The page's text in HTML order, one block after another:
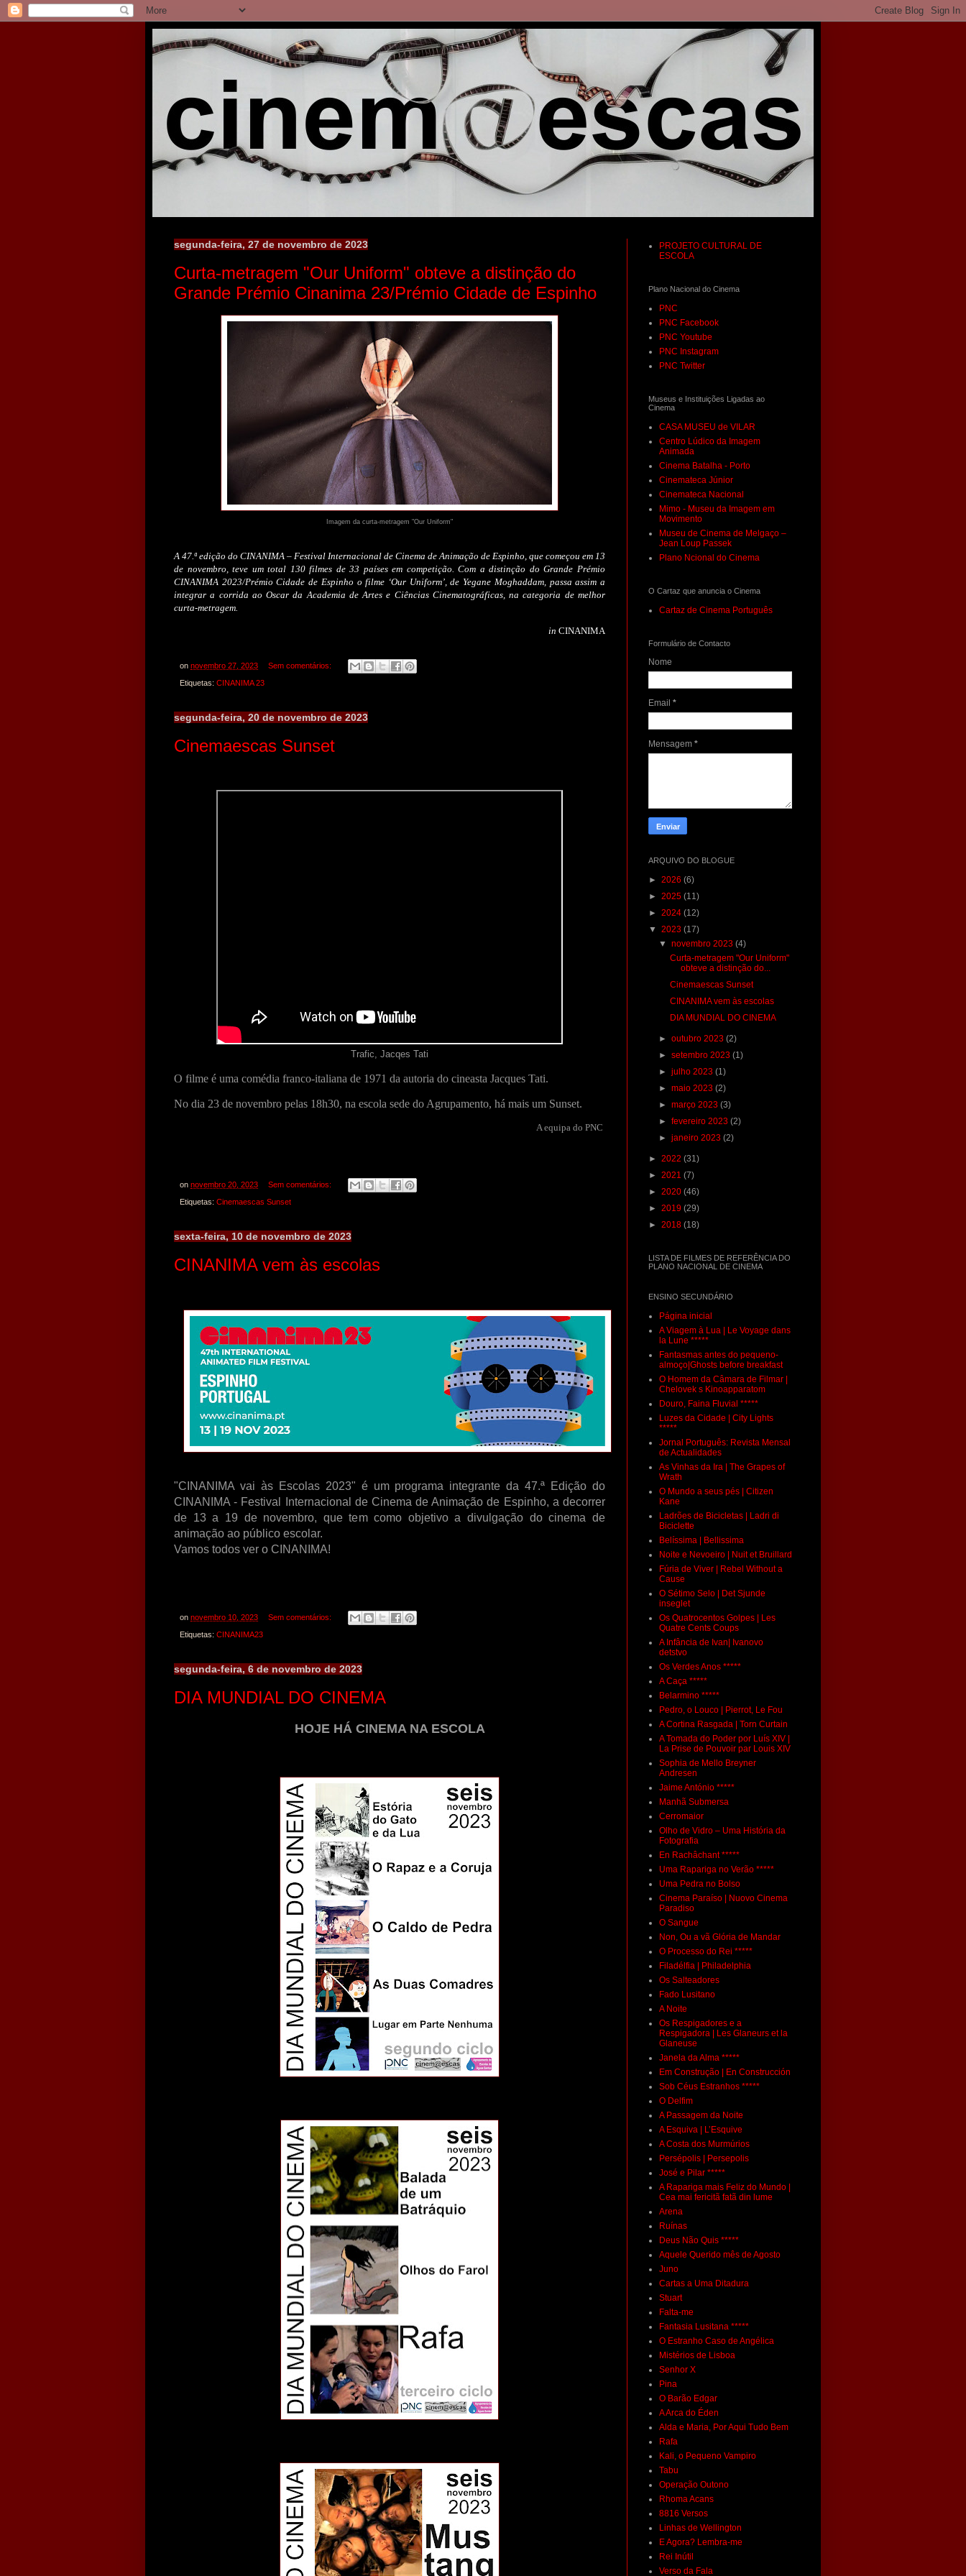
segunda-feira, 27 de novembro de 2023
Curta-metragem "Our Uniform" obteve a distinção do
Grande Prémio Cinanima 23/Prémio Cidade de Espinho
Imagem da curta-metragem "Our Uniform"
A 47.ª edição do CINANIMA – Festival Internacional de Cinema de Animação de Espinho, que começou em 13
de novembro, teve um total 130 filmes de 33 países em competição. Com a distinção do Grande Prémio
CINANIMA 2023/Prémio Cidade de Espinho o filme ‘Our Uniform’, de Yegane Moghaddam, passa assim a
integrar a corrida ao Oscar da Academia de Artes e Ciências Cinematográficas, na categoria de melhor
curta-metragem.
in CINANIMA
on novembro 27, 2023 Sem comentários:
Etiquetas: CINANIMA 23
segunda-feira, 20 de novembro de 2023
Cinemaescas Sunset
Trafic, Jacqes Tati
O filme é uma comédia franco-italiana de 1971 da autoria do cineasta Jacques Tati.
No dia 23 de novembro pelas 18h30, na escola sede do Agrupamento, há mais um Sunset.
A equipa do PNC
on novembro 20, 2023 Sem comentários:
Etiquetas: Cinemaescas Sunset
sexta-feira, 10 de novembro de 2023
CINANIMA vem às escolas
"CINANIMA vai às Escolas 2023" é um programa integrante da 47.ª Edição do
CINANIMA - Festival Internacional de Cinema de Animação de Espinho, a decorrer
de 13 a 19 de novembro, que tem como objetivo a divulgação do cinema de
animação ao público escolar.
Vamos todos ver o CINANIMA!
on novembro 10, 2023 Sem comentários:
Etiquetas: CINANIMA23
segunda-feira, 6 de novembro de 2023
DIA MUNDIAL DO CINEMA
HOJE HÁ CINEMA NA ESCOLA
PROJETO CULTURAL DE
ESCOLA
Plano Nacional do Cinema
PNC
PNC Facebook
PNC Youtube
PNC Instagram
PNC Twitter
Museus e Instituições Ligadas ao
Cinema
CASA MUSEU de VILAR
Centro Lúdico da Imagem
Animada
Cinema Batalha - Porto
Cinemateca Júnior
Cinemateca Nacional
Mimo - Museu da Imagem em
Movimento
Museu de Cinema de Melgaço –
Jean Loup Passek
Plano Ncional do Cinema
O Cartaz que anuncia o Cinema
Cartaz de Cinema Português
Formulário de Contacto
Nome
Email *
Mensagem *
ARQUIVO DO BLOGUE
► 2026 (6)
► 2025 (11)
► 2024 (12)
▼ 2023 (17)
▼novembro 2023(4)
Curta-metragem "Our Uniform"
obteve a distinção do...
Cinemaescas Sunset
CINANIMA vem às escolas
DIA MUNDIAL DO CINEMA
►outubro 2023(2)
►setembro 2023(1)
►julho 2023(1)
►maio 2023(2)
►março 2023(3)
►fevereiro 2023(2)
►janeiro 2023(2)
► 2022 (31)
► 2021 (7)
► 2020 (46)
► 2019 (29)
► 2018 (18)
LISTA DE FILMES DE REFERÊNCIA DO
PLANO NACIONAL DE CINEMA
ENSINO SECUNDÁRIO
Página inicial
A Viagem à Lua | Le Voyage dans
la Lune *****
Fantasmas antes do pequeno-
almoço|Ghosts before breakfast
O Homem da Câmara de Filmar |
Chelovek s Kinoapparatom
Douro, Faina Fluvial *****
Luzes da Cidade | City Lights
*****
Jornal Português: Revista Mensal
de Actualidades
As Vinhas da Ira | The Grapes of
Wrath
O Mundo a seus pés | Citizen
Kane
Ladrões de Bicicletas | Ladri di
Biciclette
Belíssima | Bellissima
Noite e Nevoeiro | Nuit et Bruillard
Fúria de Viver | Rebel Without a
Cause
O Sétimo Selo | Det Sjunde
inseglet
Os Quatrocentos Golpes | Les
Quatre Cents Coups
A Infância de Ivan| Ivanovo
detstvo
Os Verdes Anos *****
A Caça *****
Belarmino *****
Pedro, o Louco | Pierrot, Le Fou
A Cortina Rasgada | Torn Curtain
A Tomada do Poder por Luís XIV |
La Prise de Pouvoir par Louis XIV
Sophia de Mello Breyner
Andresen
Jaime António *****
Manhã Submersa
Cerromaior
Olho de Vidro – Uma História da
Fotografia
En Rachâchant *****
Uma Rapariga no Verão *****
Uma Pedra no Bolso
Cinema Paraíso | Nuovo Cinema
Paradiso
O Sangue
Non, Ou a vã Glória de Mandar
O Processo do Rei *****
Filadélfia | Philadelphia
Os Salteadores
Fado Lusitano
A Noite
Os Respigadores e a
Respigadora | Les Glaneurs et la
Glaneuse
Janela da Alma *****
Em Construção | En Construcción
Sob Céus Estranhos *****
O Delfim
A Passagem da Noite
A Esquiva | L’Esquive
A Costa dos Murmúrios
Persépolis | Persepolis
José e Pilar *****
A Rapariga mais Feliz do Mundo |
Cea mai fericitã fatã din lume
Arena
Ruínas
Deus Não Quis *****
Aquele Querido mês de Agosto
Juno
Cartas a Uma Ditadura
Stuart
Falta-me
Fantasia Lusitana *****
O Estranho Caso de Angélica
Mistérios de Lisboa
Senhor X
Pina
O Barão Edgar
A Arca do Éden
Alda e Maria, Por Aqui Tudo Bem
Rafa
Kali, o Pequeno Vampiro
Tabu
Operação Outono
Rhoma Acans
8816 Versos
Linhas de Wellington
E Agora? Lembra-me
Rei Inútil
Verso da Fala